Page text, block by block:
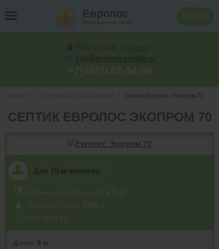
info@evrolos-septiki.ru
Септик Евролос Экопром 70
СЕПТИК ЕВРОЛОС ЭКОПРОМ 70
Для 70-и человек
Длина: 8 м
Евролос
Официальный дилер